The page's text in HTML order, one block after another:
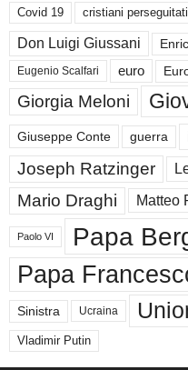
Covid 19 cristiani perseguitati
Don Luigi Giussani
Eugenio Scalfari euro
Giorgia Meloni
Giuseppe Conte guerra
Joseph Ratzinger
Mario Draghi Matteo
Paolo VI Papa
Papa
Sinistra Ucraina
Vladimir Putin